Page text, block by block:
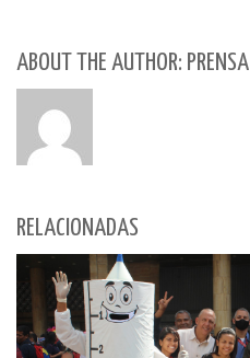
ABOUT THE AUTHOR: PRENSA
RELACIONADAS